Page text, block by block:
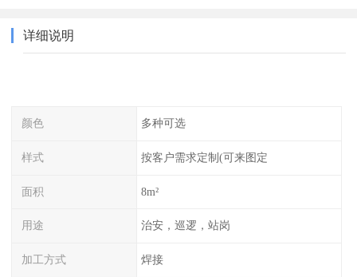
详细说明
颜色 多种可选
样式 按客户需求定制(可来图定
面积 8m²
用途 治安，巡逻，站岗
加工方式 焊接